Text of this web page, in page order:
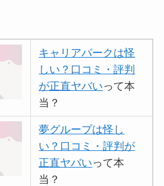
キャリアパークは怪
しい？口コミ・評判
が正直ヤバいって本
当？
夢グループは怪し
い？口コミ・評判が
正直ヤバいって本
当？